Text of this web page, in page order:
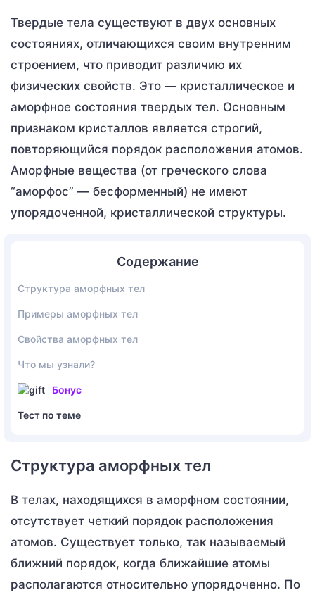
Твердые тела существуют в двух основных
состояниях, отличающихся своим внутренним
строением, что приводит различию их
физических свойств. Это — кристаллическое и
аморфное состояния твердых тел. Основным
признаком кристаллов является строгий,
повторяющийся порядок расположения атомов.
Аморфные вещества (от греческого слова
“аморфос” — бесформенный) не имеют
упорядоченной, кристаллической структуры.
Содержание
Структура аморфных тел
Примеры аморфных тел
Свойства аморфных тел
Что мы узнали?
Бонус
Тест по теме
Структура аморфных тел
В телах, находящихся в аморфном состоянии,
отсутствует четкий порядок расположения
атомов. Существует только, так называемый
ближний порядок, когда ближайшие атомы
располагаются относительно упорядоченно. По